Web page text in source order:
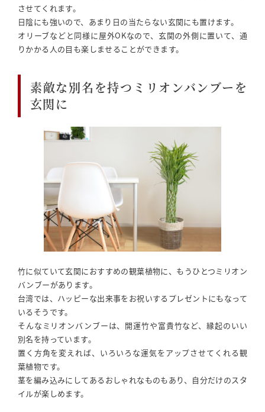
させてくれます。
日陰にも強いので、あまり日の当たらない玄関にも置けます。
オリーブなどと同様に屋外OKなので、玄関の外側に置いて、通
りかかる人の目も楽しませることができます。
素敵な別名を持つミリオンバンブーを
玄関に
竹に似ていて玄関におすすめの観葉植物に、もうひとつミリオン
バンブーがあります。
台湾では、ハッピーな出来事をお祝いするプレゼントにもなって
いるそうです。
そんなミリオンバンブーは、開運竹や富貴竹など、縁起のいい
別名を持っています。
置く方角を変えれば、いろいろな運気をアップさせてくれる観
葉植物です。
茎を編み込みにしてあるおしゃれなものもあり、自分だけのスタ
イルが楽しめます。